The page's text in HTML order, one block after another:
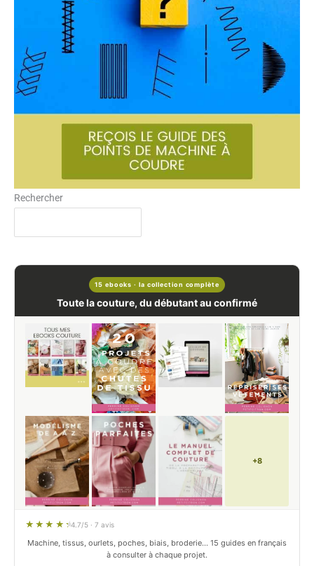
Rechercher
15 ebooks · la collection complète
Toute la couture, du débutant au confirmé
+8
4.7/5 · 7 avis
Machine, tissus, ourlets, poches, biais, broderie… 15 guides en français
à consulter à chaque projet.